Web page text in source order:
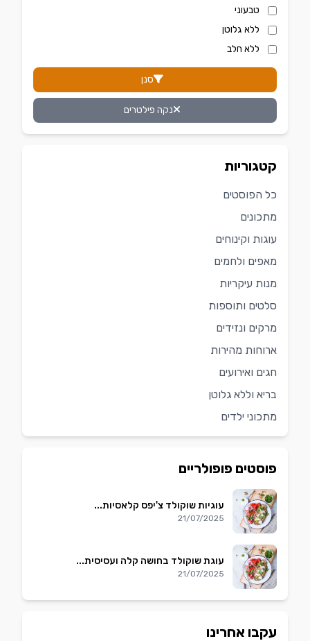
טבעוני
ללא גלוטן
ללא חלב
סנן
נקה פילטרים
קטגוריות
כל הפוסטים
מתכונים
עוגות וקינוחים
מאפים ולחמים
מנות עיקריות
סלטים ותוספות
מרקים ונזידים
ארוחות מהירות
חגים ואירועים
בריא וללא גלוטן
מתכוני ילדים
פוסטים פופולריים
עוגיות שוקולד צ'יפס קלאסיות...
21/07/2025
עוגת שוקולד בחושה קלה ועסיסית...
21/07/2025
עקבו אחרינו